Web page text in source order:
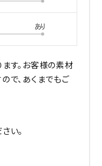
す。お客様の素材
で、あくまでもご
い。